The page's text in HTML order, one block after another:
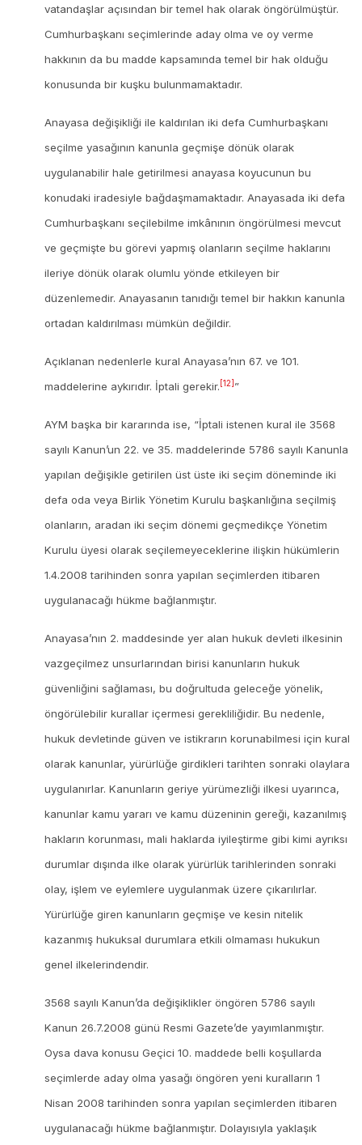
vatandaşlar açısından bir temel hak olarak öngörülmüştür.
Cumhurbaşkanı seçimlerinde aday olma ve oy verme
hakkının da bu madde kapsamında temel bir hak olduğu
konusunda bir kuşku bulunmamaktadır.
Anayasa değişikliği ile kaldırılan iki defa Cumhurbaşkanı
seçilme yasağının kanunla geçmişe dönük olarak
uygulanabilir hale getirilmesi anayasa koyucunun bu
konudaki iradesiyle bağdaşmamaktadır. Anayasada iki defa
Cumhurbaşkanı seçilebilme imkânının öngörülmesi mevcut
ve geçmişte bu görevi yapmış olanların seçilme haklarını
ileriye dönük olarak olumlu yönde etkileyen bir
düzenlemedir. Anayasanın tanıdığı temel bir hakkın kanunla
ortadan kaldırılması mümkün değildir.
Açıklanan nedenlerle kural Anayasa’nın 67. ve 101.
maddelerine aykırıdır. İptali gerekir. [12] ”
AYM başka bir kararında ise, “İptali istenen kural ile 3568
sayılı Kanun’un 22. ve 35. maddelerinde 5786 sayılı Kanunla
yapılan değişikle getirilen üst üste iki seçim döneminde iki
defa oda veya Birlik Yönetim Kurulu başkanlığına seçilmiş
olanların, aradan iki seçim dönemi geçmedikçe Yönetim
Kurulu üyesi olarak seçilemeyeceklerine ilişkin hükümlerin
1.4.2008 tarihinden sonra yapılan seçimlerden itibaren
uygulanacağı hükme bağlanmıştır.
Anayasa’nın 2. maddesinde yer alan hukuk devleti ilkesinin
vazgeçilmez unsurlarından birisi kanunların hukuk
güvenliğini sağlaması, bu doğrultuda geleceğe yönelik,
öngörülebilir kurallar içermesi gerekliliğidir. Bu nedenle,
hukuk devletinde güven ve istikrarın korunabilmesi için kural
olarak kanunlar, yürürlüğe girdikleri tarihten sonraki olaylara
uygulanırlar. Kanunların geriye yürümezliği ilkesi uyarınca,
kanunlar kamu yararı ve kamu düzeninin gereği, kazanılmış
hakların korunması, mali haklarda iyileştirme gibi kimi ayrıksı
durumlar dışında ilke olarak yürürlük tarihlerinden sonraki
olay, işlem ve eylemlere uygulanmak üzere çıkarılırlar.
Yürürlüğe giren kanunların geçmişe ve kesin nitelik
kazanmış hukuksal durumlara etkili olmaması hukukun
genel ilkelerindendir.
3568 sayılı Kanun’da değişiklikler öngören 5786 sayılı
Kanun 26.7.2008 günü Resmi Gazete’de yayımlanmıştır.
Oysa dava konusu Geçici 10. maddede belli koşullarda
seçimlerde aday olma yasağı öngören yeni kuralların 1
Nisan 2008 tarihinden sonra yapılan seçimlerden itibaren
uygulanacağı hükme bağlanmıştır. Dolayısıyla yaklaşık